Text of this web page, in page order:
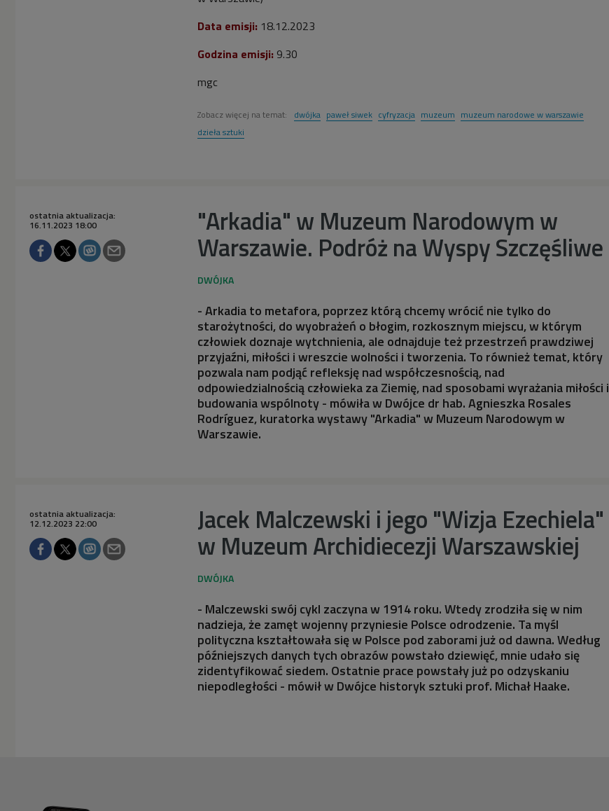
Data emisji: 18.12.2023
Godzina emisji: 9.30
mgc
Zobacz więcej na temat: dwójka paweł siwek cyfryzacja muzeum muzeum narodowe w warszawie
dzieła sztuki
"Arkadia" w Muzeum Narodowym w
Warszawie. Podróż na Wyspy Szczęśliwe
ostatnia aktualizacja:
16.11.2023 18:00
- Arkadia to metafora, poprzez którą chcemy wrócić nie tylko do
starożytności, do wyobrażeń o błogim, rozkosznym miejscu, w którym
człowiek doznaje wytchnienia, ale odnajduje też przestrzeń prawdziwej
przyjaźni, miłości i wreszcie wolności i tworzenia. To również temat, który
pozwala nam podjąć refleksję nad współczesnością, nad
odpowiedzialnością człowieka za Ziemię, nad sposobami wyrażania miłości i
budowania wspólnoty - mówiła w Dwójce dr hab. Agnieszka Rosales
Rodríguez, kuratorka wystawy "Arkadia" w Muzeum Narodowym w
Warszawie.
Jacek Malczewski i jego "Wizja Ezechiela"
w Muzeum Archidiecezji Warszawskiej
ostatnia aktualizacja:
12.12.2023 22:00
- Malczewski swój cykl zaczyna w 1914 roku. Wtedy zrodziła się w nim
nadzieja, że zamęt wojenny przyniesie Polsce odrodzenie. Ta myśl
polityczna kształtowała się w Polsce pod zaborami już od dawna. Według
późniejszych danych tych obrazów powstało dziewięć, mnie udało się
zidentyfikować siedem. Ostatnie prace powstały już po odzyskaniu
niepodległości - mówił w Dwójce historyk sztuki prof. Michał Haake.